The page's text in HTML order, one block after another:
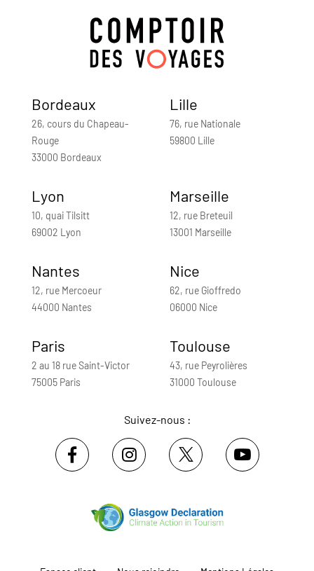
Bordeaux
26, cours du Chapeau-
Rouge
33000 Bordeaux
Lille
76, rue Nationale
59800 Lille
Lyon
10, quai Tilsitt
69002 Lyon
Marseille
12, rue Breteuil
13001 Marseille
Nantes
12, rue Mercoeur
44000 Nantes
Nice
62, rue Gioffredo
06000 Nice
Paris
2 au 18 rue Saint-Victor
75005 Paris
Toulouse
43, rue Peyrolières
31000 Toulouse
Suivez-nous :